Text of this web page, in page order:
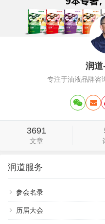
润道
专注于油液品牌咨
3691
文章
润道服务
参会名录
历届大会